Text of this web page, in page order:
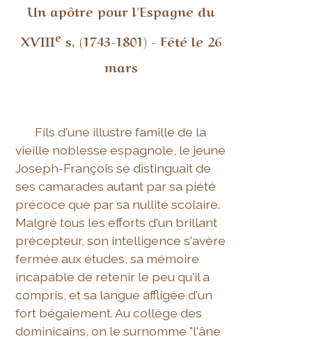
Un apôtre pour l'Espagne du
XVIIIe s. (1743-1801) - Fêté le 26
mars
Fils d'une illustre famille de la
vieille noblesse espagnole, le jeune
Joseph-François se distinguait de
ses camarades autant par sa piété
précoce que par sa nullité scolaire.
Malgré tous les efforts d'un brillant
précepteur, son intelligence s'avère
fermée aux études, sa mémoire
incapable de retenir le peu qu'il a
compris, et sa langue affligée d'un
fort bégaiement. Au collège des
dominicains, on le surnomme "l'âne